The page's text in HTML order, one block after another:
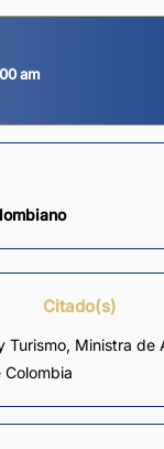
am
Citado(s)
Ministra de